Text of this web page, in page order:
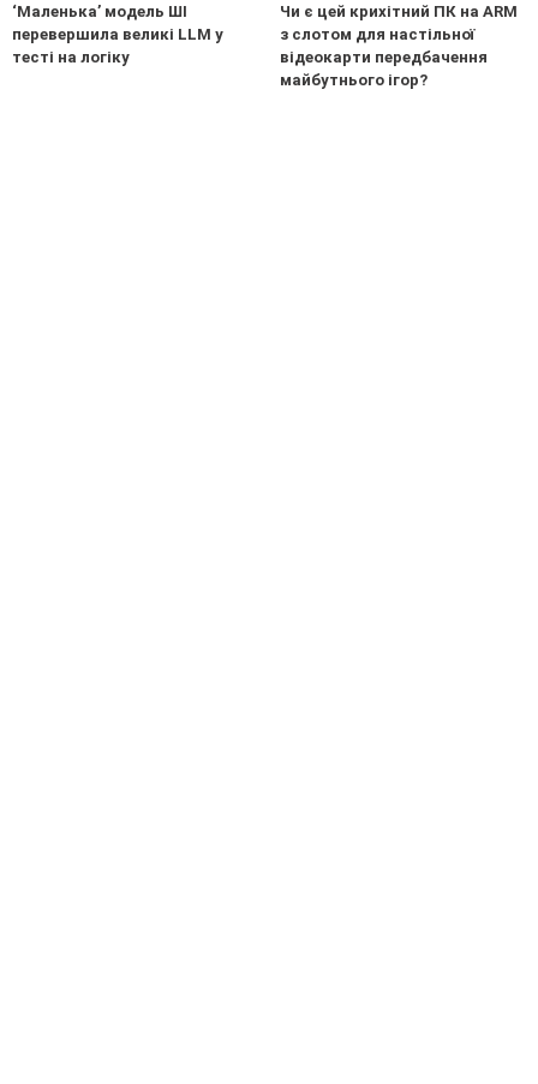
‘Маленька’ модель ШІ
перевершила великі LLM у
тесті на логіку
Чи є цей крихітний ПК на ARM
з слотом для настільної
відеокарти передбачення
майбутнього ігор?